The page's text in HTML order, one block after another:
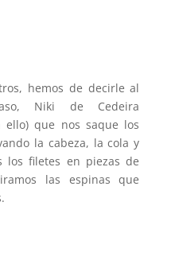
hemos de decirle al
Niki de Cedeira
ello) que nos saque los
la cabeza, la cola y
los filetes en piezas de
las espinas que